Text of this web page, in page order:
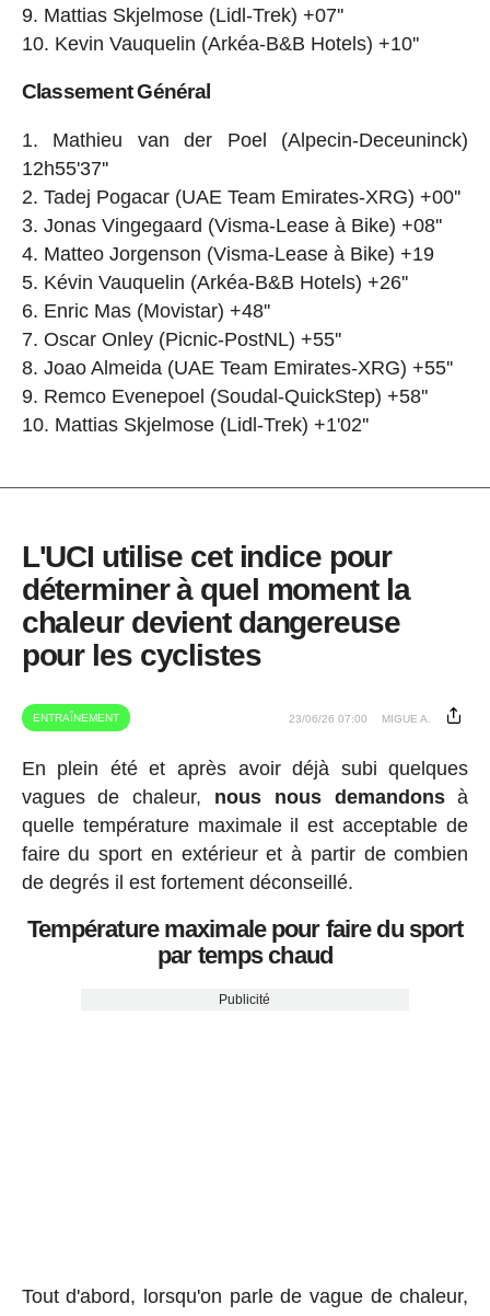
Mattias Skjelmose (Lidl-Trek) +07''
Kevin Vauquelin (Arkéa-B&B Hotels) +10''
Classement Général
Mathieu van der Poel (Alpecin-Deceuninck)
12h55'37''
Tadej Pogacar (UAE Team Emirates-XRG) +00''
Jonas Vingegaard (Visma-Lease à Bike) +08''
Matteo Jorgenson (Visma-Lease à Bike) +19
Kévin Vauquelin (Arkéa-B&B Hotels) +26''
Enric Mas (Movistar) +48''
Oscar Onley (Picnic-PostNL) +55''
Joao Almeida (UAE Team Emirates-XRG) +55''
Remco Evenepoel (Soudal-QuickStep) +58''
Mattias Skjelmose (Lidl-Trek) +1'02''
L'UCI utilise cet indice pour
déterminer à quel moment la
chaleur devient dangereuse
pour les cyclistes
ENTRAÎNEMENT 23/06/26 07:00 MIGUE A.
En plein été et après avoir déjà subi quelques
vagues de chaleur, nous nous demandonsà
quelle température maximale il est acceptable de
faire du sport en extérieur et à partir de combien
de degrés il est fortement déconseillé.
Température maximale pour faire du sport
par temps chaud
Publicité
Tout d'abord, lorsqu'on parle de vague de chaleur,